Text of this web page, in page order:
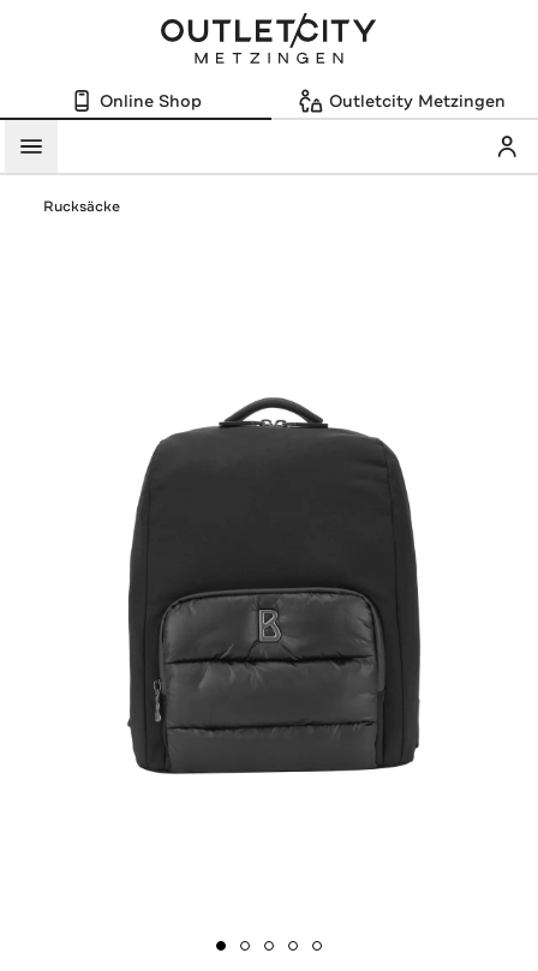
Online Shop Outletcity Metzingen
Menü
Rucksäcke